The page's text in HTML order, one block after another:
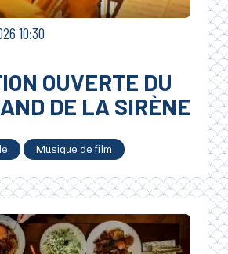
10:30
OUVERTE DU
DE LA SIRÈNE
Musique de film